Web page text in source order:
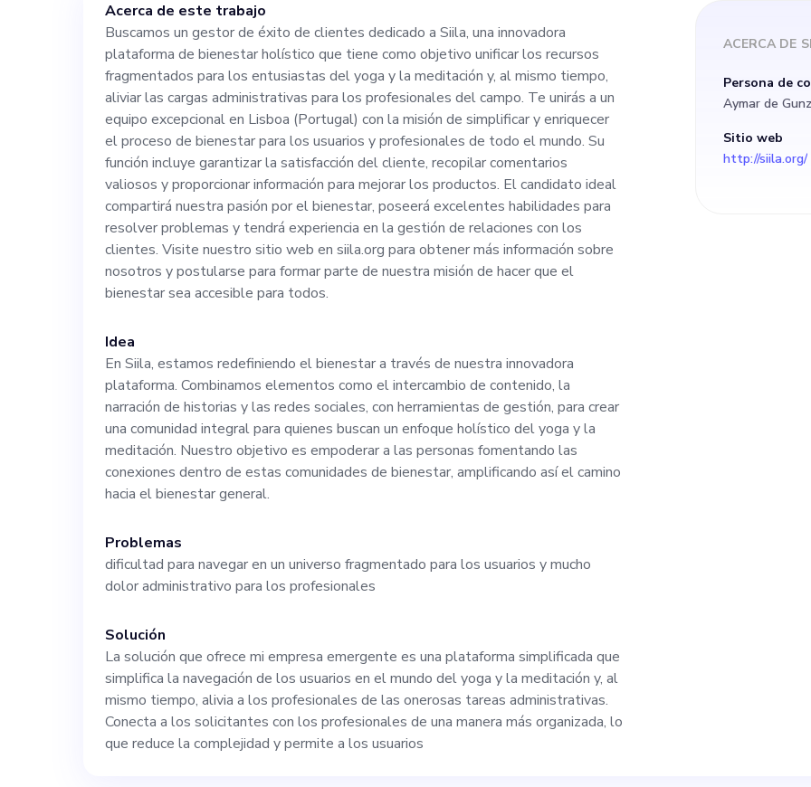
yoga y la meditación y, al mismo
cargas administrativas para los
campo. Te unirás a un equipo
(Portugal) con la misión de
el proceso de bienestar para los
profesionales de todo el mundo.
garantizar la satisfacción del
comentarios valiosos y
para mejorar los productos. El
compartirá nuestra pasión por el
poseerá excelentes habilidades
problemas y tendrá experiencia en
relaciones con los clientes. Visite
en siila.org para obtener más
nosotros y postularse para formar
Acerca de este trabajo
Buscamos un gestor de éxito de clientes dedicado a Siila, una innovadora
plataforma de bienestar holístico que tiene como objetivo unificar los recursos
fragmentados para los entusiastas del yoga y la meditación y, al mismo tiempo,
aliviar las cargas administrativas para los profesionales del campo. Te unirás a un
equipo excepcional en Lisboa (Portugal) con la misión de simplificar y enriquecer
el proceso de bienestar para los usuarios y profesionales de todo el mundo. Su
función incluye garantizar la satisfacción del cliente, recopilar comentarios
valiosos y proporcionar información para mejorar los productos. El candidato ideal
compartirá nuestra pasión por el bienestar, poseerá excelentes habilidades para
resolver problemas y tendrá experiencia en la gestión de relaciones con los
clientes. Visite nuestro sitio web en siila.org para obtener más información sobre
nosotros y postularse para formar parte de nuestra misión de hacer que el
bienestar sea accesible para todos.
Idea
En Siila, estamos redefiniendo el bienestar a través de nuestra innovadora
plataforma. Combinamos elementos como el intercambio de contenido, la
narración de historias y las redes sociales, con herramientas de gestión, para crear
una comunidad integral para quienes buscan un enfoque holístico del yoga y la
meditación. Nuestro objetivo es empoderar a las personas fomentando las
conexiones dentro de estas comunidades de bienestar, amplificando así el camino
hacia el bienestar general.
Problemas
dificultad para navegar en un universo fragmentado para los usuarios y mucho
dolor administrativo para los profesionales
Solución
La solución que ofrece mi empresa emergente es una plataforma simplificada que
simplifica la navegación de los usuarios en el mundo del yoga y la meditación y, al
mismo tiempo, alivia a los profesionales de las onerosas tareas administrativas.
Conecta a los solicitantes con los profesionales de una manera más organizada, lo
que reduce la complejidad y permite a los usuarios
ACERCA DE
Persona de
Aymar de
Sitio web
http://siila.org/